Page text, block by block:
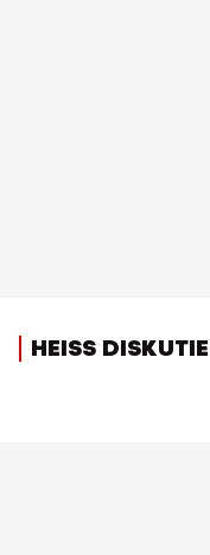
HEISS